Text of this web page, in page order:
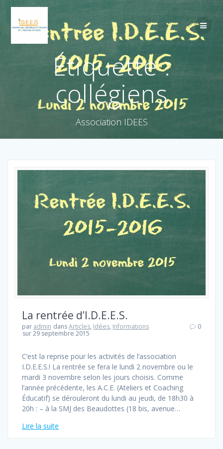
Étiquette :
collégiens
Association IDEES
La rentrée d’I.D.E.E.S.
par admin dansArticles, Idées, Informations
sur 29 septembre 2015
0
C’est la reprise pour les activités de l’association
I.D.E.E.S.! La rentrée se fera le lundi 2 novembre ou le
mardi 3 novembre selon les jours choisis. Comme
l’année précédente, les A.C.E. (Ateliers et Coaching
Éducatif) se dérouleront du lundi au jeudi, de 18h30 à
20h : – à la SMJ des Beaudottes (18 bis, avenue…
Lire la suite